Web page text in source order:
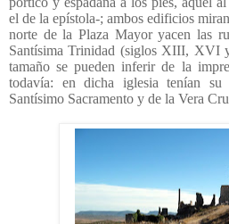
el de la epístola-; ambos edificios
norte de la Plaza Mayor yacen las
Santísima Trinidad (siglos XIII, XVI
tamaño se pueden inferir de la
todavía: en dicha iglesia tenían
Santísimo Sacramento y de la Vera